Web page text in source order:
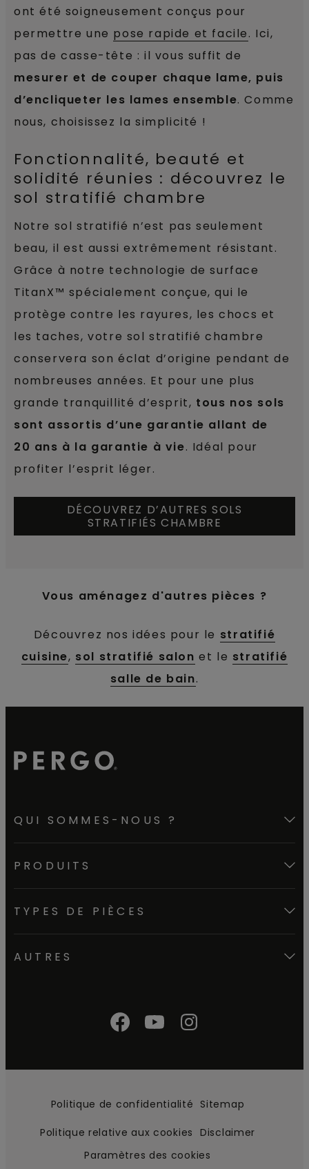
ont été soigneusement conçus pour
permettre une pose rapide et facile. Ici,
pas de casse-tête : il vous suffit de
mesurer et de couper chaque lame, puis
d’encliqueter les lames ensemble. Comme
nous, choisissez la simplicité !
Fonctionnalité, beauté et
solidité réunies : découvrez le
sol stratifié chambre
Notre sol stratifié n’est pas seulement
beau, il est aussi extrêmement résistant.
Grâce à notre technologie de surface
TitanX™ spécialement conçue, qui le
protège contre les rayures, les chocs et
les taches, votre sol stratifié chambre
conservera son éclat d’origine pendant de
nombreuses années. Et pour une plus
grande tranquillité d’esprit, tous nos sols
sont assortis d’une garantie allant de
20 ans à la garantie à vie. Idéal pour
profiter l’esprit léger.
DÉCOUVREZ D’AUTRES SOLS
STRATIFIÉS CHAMBRE
Vous aménagez d'autres pièces ?
Découvrez nos idées pour le stratifié
cuisine, sol stratifié salon et le stratifié
salle de bain.
QUI SOMMES-NOUS ?
PRODUITS
TYPES DE PIÈCES
AUTRES
Politique de confidentialité Sitemap
Politique relative aux cookies Disclaimer
Paramètres des cookies